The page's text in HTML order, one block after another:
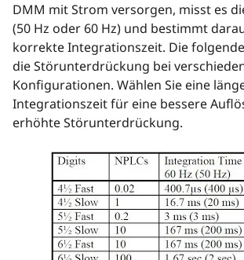
DMM mit Strom versorgen, misst es
(50 Hz oder 60 Hz) und bestimmt
korrekte Integrationszeit. Die
die Störunterdrückung bei
Konfigurationen. Wählen Sie eine
Integrationszeit für eine bessere
erhöhte Störunterdrückung.